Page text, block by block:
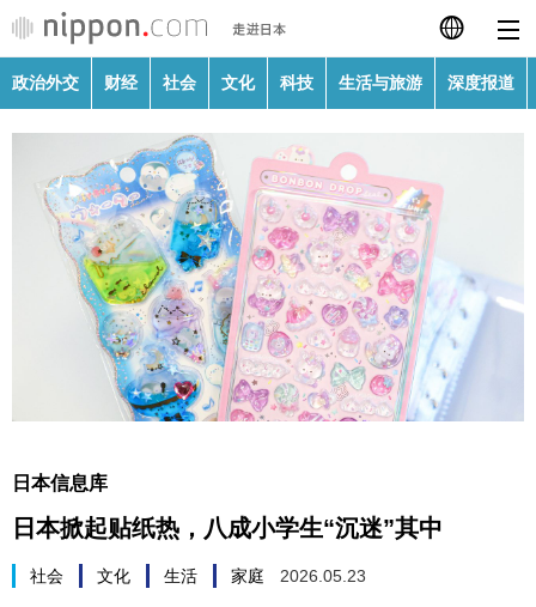
日本語
繁體字
Français
Español
العربية
政治外交
生活与旅游
政治外交 财经 社会 文化 科技 生活与旅游 深度报道
日本信息库
日本掀起贴纸热，八成小学生“沉迷”其中
社会 文化 生活 家庭 2026.05.23